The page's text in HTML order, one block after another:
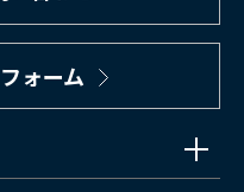
ォーム